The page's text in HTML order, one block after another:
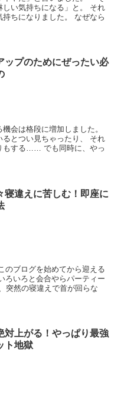
い気持ちになる」と。 それ
ちになりました。 なぜなら
ップのためにぜったい必
会は格段に増加しました。
とつい見ちゃったり、 それ
もする…… でも同時に、やっ
寝違えに苦しむ！即座に
のブログを始めてから迎える
いろと会合やらパーティー
然の寝違えで首が回らな
対上がる！やっぱり最強
ト地獄